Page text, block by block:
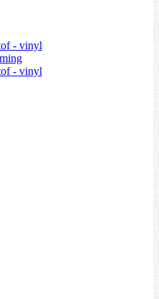
- vinyl
- vinyl